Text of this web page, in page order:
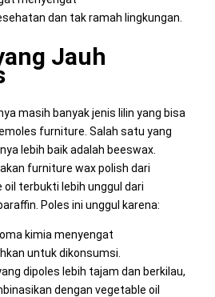
dan tak ramah lingkungan.
Jauh
masih banyak jenis lilin yang bisa
furniture. Salah satu yang
lebih baik adalah beeswax.
furniture wax polish dari
oil terbukti lebih unggul dari
Poles ini unggul karena:
kimia menyengat
untuk dikonsumsi.
dipoles lebih tajam dan berkilau,
dengan vegetable oil